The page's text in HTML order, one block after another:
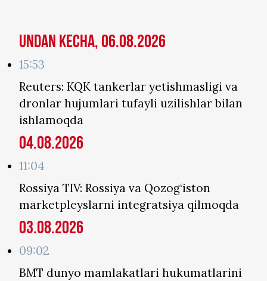
Undan kecha, 06.08.2026
15:53
Reuters: KQK tankerlar yetishmasligi va
dronlar hujumlari tufayli uzilishlar bilan
ishlamoqda
04.08.2026
11:04
Rossiya TIV: Rossiya va Qozog‘iston
marketpleyslarni integratsiya qilmoqda
03.08.2026
09:02
BMT dunyo mamlakatlari hukumatlarini